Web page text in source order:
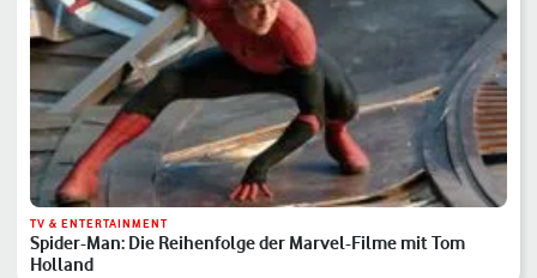
TV & ENTERTAINMENT
Spider-Man: Die Reihenfolge der Marvel-Filme mit Tom
Holland